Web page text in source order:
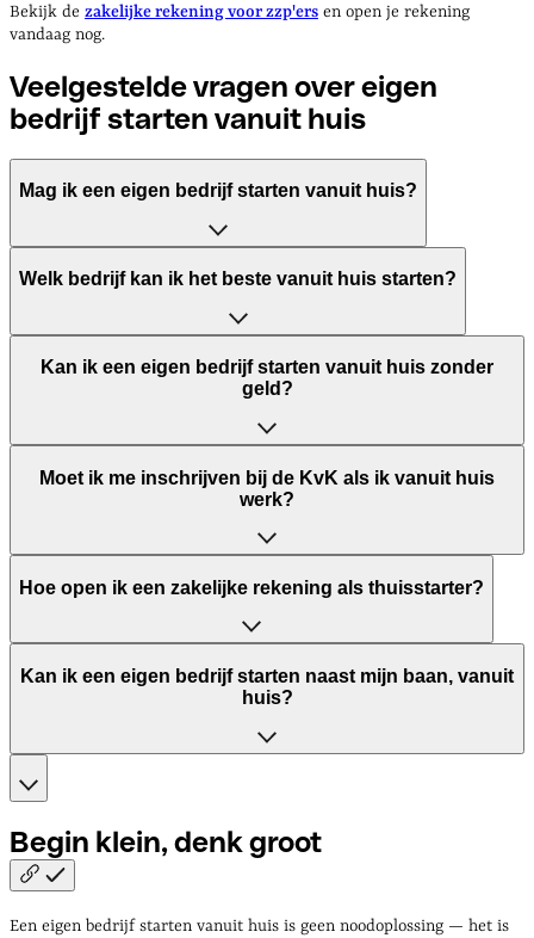
Bekijk de zakelijke rekening voor zzp'ers en open je rekening
vandaag nog.
Veelgestelde vragen over eigen
bedrijf starten vanuit huis
Mag ik een eigen bedrijf starten vanuit huis?
Ja, dat mag — mits je voldoet aan de regels van je
bedrijfsactiviteiten toestaat, zeker als je klanten
ontvangt of zichtbare reclame wilt maken.
Welk bedrijf kan ik het beste vanuit huis starten?
Dienstverlening en freelancing zijn het meest
toegankelijk: lage kosten, snel van start en geen ruimte
Kan ik een eigen bedrijf starten vanuit huis zonder
geld?
Ja. Kies voor dienstverlening of digitale producten,
gebruik gratis tools en valideer je idee voordat je
Moet ik me inschrijven bij de KvK als ik vanuit huis
werk?
Ja, inschrijving bij de KvK is verplicht voor iedereen die
ontvangt er je KvK-nummer mee, dat je nodig hebt voor
facturatie en je zakelijke rekening.
Hoe open ik een zakelijke rekening als thuisstarter?
Via Qonto open je een zakelijke rekening volledig online, in
enkele minuten. Je hebt alleen je KvK-nummer en
Kan ik een eigen bedrijf starten naast mijn baan, vanuit
huis?
Absoluut. Lees meer in onze gids over
starten naast je baan
Begin klein, denkgroot
Een eigen bedrijf starten vanuit huis is geen noodoplossing — het is